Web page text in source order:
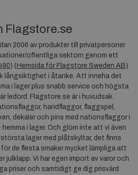
Flagstore.se
2006 av produkter till privatpersoner
offentliga sektorn genom ett
) ( Hemsida för Flagstore Sweden AB)
långsiktighet i åtanke. Att inneha det
i lager plus snabb service och högsta
ledord. Flagstore.se är i huvudsak
handflaggor, flaggspel,
dekaler och pins med nationsflaggor i
i lager. Och glöm inte att vi även
lager med plåtskyltar, det finns
de flesta smaker mycket lämpliga att
julklapp. Vi har egen import av varor och
priser och samtidigt ge dig prisvärd